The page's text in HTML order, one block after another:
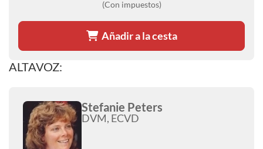
ALTAVOZ:
Stefanie Peters
DVM, ECVD
(Con impuestos)
Añadir a la cesta